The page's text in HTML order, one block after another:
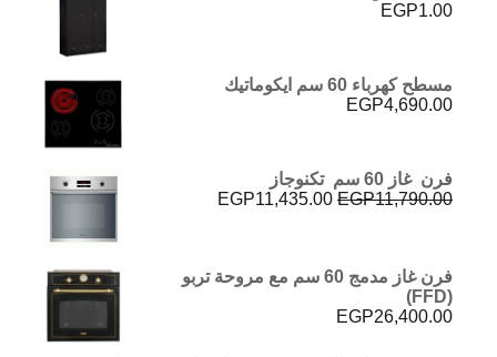
EGP1.00
مسطح كهرباء 60 سم ايكوماتيك
EGP4,690.00
فرن غاز 60 سم تكنوجاز
EGP11,790.00
السعر
EGP11,435.00
فرن غاز مدمج 60 سم مع مروحة تربو
(FFD)
EGP26,400.00